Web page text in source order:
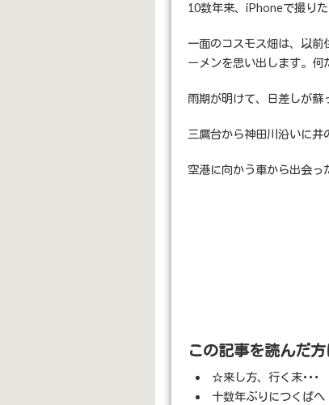
10数年来、iPhoneで撮り
一面のコスモス畑は、以
ーメンを思い出します。何
雨期が明けて、日差しが
三鷹台から神田川沿いに
空港に向かう車から出会
この記事を読んだ
☆来し方、行く末･･･
十数年ぶりにつくばへ